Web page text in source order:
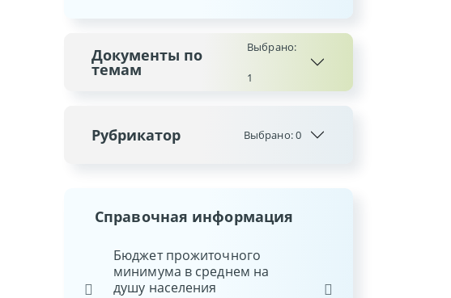
Документы по
темам
Выбрано:
1
Рубрикатор Выбрано:0
Справочная информация
Бюджет прожиточного
минимума в среднем на
душу населения
Республики Беларусь